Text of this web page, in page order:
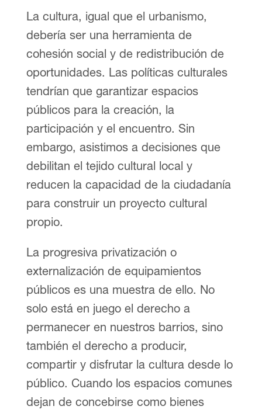
La cultura, igual que el urbanismo,
debería ser una herramienta de
cohesión social y de redistribución de
oportunidades. Las políticas culturales
tendrían que garantizar espacios
públicos para la creación, la
participación y el encuentro. Sin
embargo, asistimos a decisiones que
debilitan el tejido cultural local y
reducen la capacidad de la ciudadanía
para construir un proyecto cultural
propio.
La progresiva privatización o
externalización de equipamientos
públicos es una muestra de ello. No
solo está en juego el derecho a
permanecer en nuestros barrios, sino
también el derecho a producir,
compartir y disfrutar la cultura desde lo
público. Cuando los espacios comunes
dejan de concebirse como bienes